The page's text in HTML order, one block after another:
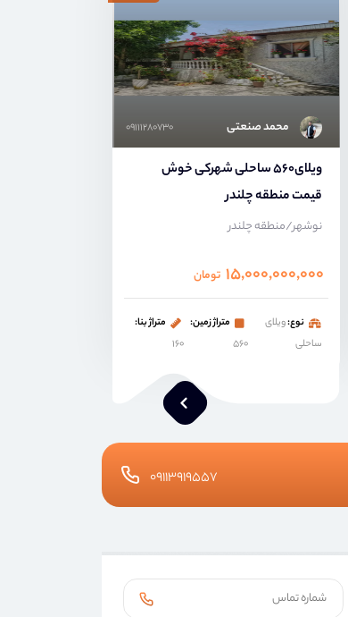
محمد صنعتی ۰۹۱۱۱۲۸۰۷۳۰
ویلای560 ساحلی شهرکی خوش
قیمت منطقه چلندر
نوشهر/منطقه چلندر
۱۵,۰۰۰,۰۰۰,۰۰۰ تومان
نوع:ویلای
ساحلی
متراژ زمین:
۵۶۰
متراژ بنا:
۱۶۰
۰۹۱۱۳۹۱۹۵۵۷